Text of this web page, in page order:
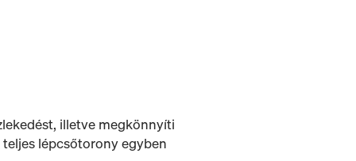
illetve megkönnyíti
lépcsőtorony egyben